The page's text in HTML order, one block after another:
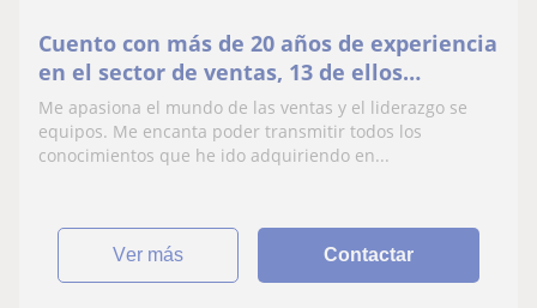
Cuento con más de 20 años de experiencia
en el sector de ventas, 13 de ellos
gestionando, liderando y formando
equipos comerciales
Me apasiona el mundo de las ventas y el liderazgo se
equipos. Me encanta poder transmitir todos los
conocimientos que he ido adquiriendo en...
ver más Contactar